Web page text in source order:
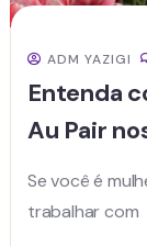
ADM YAZIGI
Entenda
Au Pair
Se você é
trabalhar com